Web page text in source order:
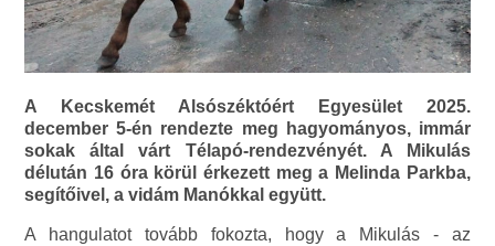
A Kecskemét Alsószéktóért Egyesület 2025.
december 5-én rendezte meg hagyományos, immár
sokak által várt Télapó-rendezvényét. A Mikulás
délután 16 óra körül érkezett meg a Melinda Parkba,
segítőivel, a vidám Manókkal együtt.
A hangulatot tovább fokozta, hogy a Mikulás - az